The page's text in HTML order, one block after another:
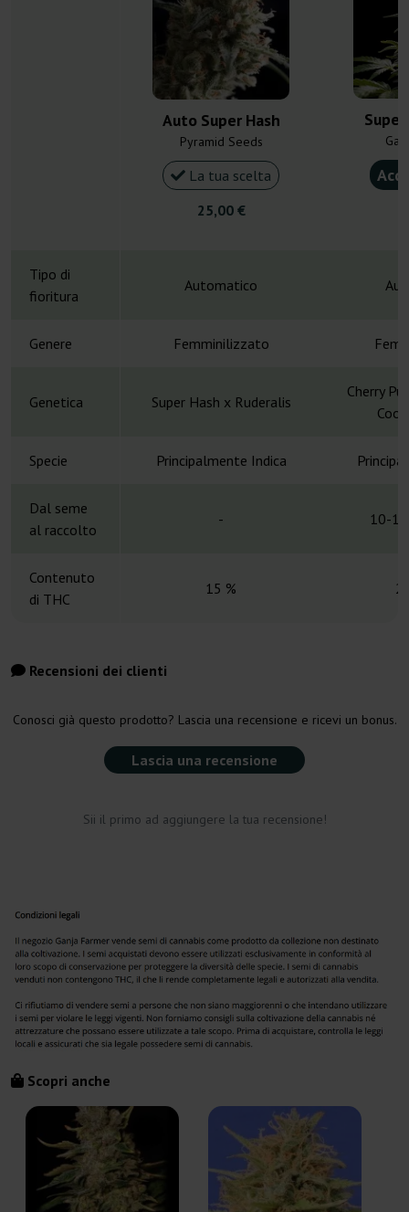
Auto Super Hash
Pyramid Seeds
La tua scelta
25,00 €
Tipo di
fioritura
Automatico
Genere Femminilizzato
Genetica Super Hash x Ruderalis
Cherry
Specie Principalmente Indica
Dal seme
al raccolto
- 10-
Contenuto
di THC
15 %
Recensioni dei clienti
Conosci già questo prodotto? Lascia una recensione e ricevi un bonus.
Lascia una recensione
Sii il primo ad aggiungere la tua recensione!
Scopri anche